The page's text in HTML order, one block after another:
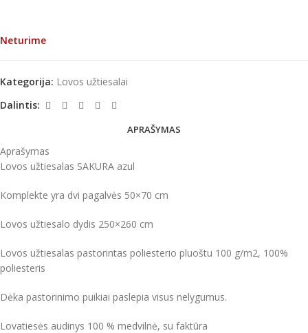
Neturime
Kategorija: Lovos užtiesalai
Dalintis:
APRAŠYMAS
Aprašymas
Lovos užtiesalas SAKURA azul
Komplekte yra dvi pagalvės 50×70 cm
Lovos užtiesalo dydis 250×260 cm
Lovos užtiesalas pastorintas poliesterio pluoštu 100 g/m2, 100%
poliesteris
Dėka pastorinimo puikiai paslepia visus nelygumus.
Lovatiesės audinys 100 % medvilnė, su faktūra